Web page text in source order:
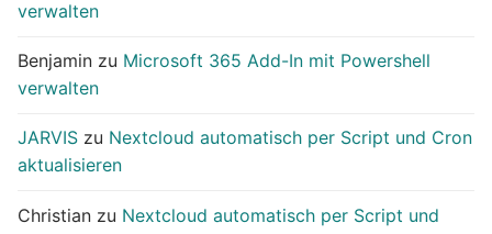
verwalten
Benjamin zu Microsoft 365 Add-In mit Powershell
verwalten
JARVIS zu Nextcloud automatisch per Script und Cron
aktualisieren
Christian zu Nextcloud automatisch per Script und